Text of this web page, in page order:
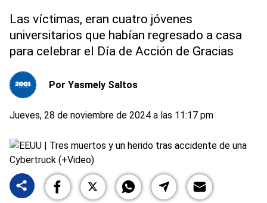
Las víctimas, eran cuatro jóvenes
universitarios que habían regresado a casa
para celebrar el Día de Acción de Gracias
Por Yasmely Saltos
Jueves, 28 de noviembre de 2024 a las 11:17 pm